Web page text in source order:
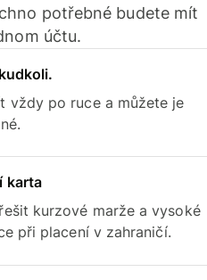
potřebné budete mít
účtu.
vždy po ruce a můžete je
karta
kurzové marže a vysoké
při placení v zahraničí.